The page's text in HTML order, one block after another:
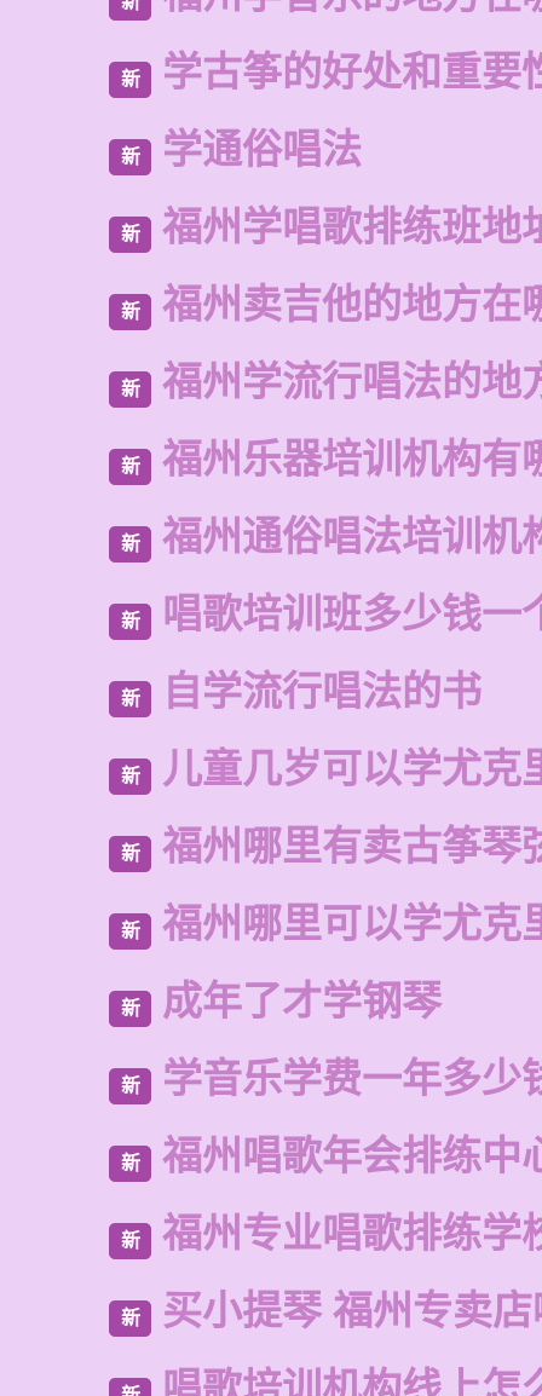
新 学古筝的好处和重要
新 学通俗唱法
新 福州学唱歌排练班地
新 福州卖吉他的地方在
新 福州学流行唱法的地
新 福州乐器培训机构有
新 福州通俗唱法培训机
新 唱歌培训班多少钱一
新 自学流行唱法的书
新 儿童几岁可以学尤克
新 福州哪里有卖古筝琴
新 福州哪里可以学尤克
新 成年了才学钢琴
新 学音乐学费一年多少
新 福州唱歌年会排练中
新 福州专业唱歌排练学
新 买小提琴 福州专卖